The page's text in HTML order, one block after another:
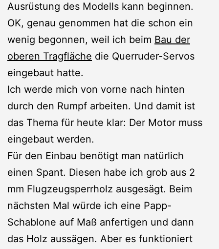
Ausrüstung des Modells kann beginnen.
OK, genau genommen hat die schon ein
wenig begonnen, weil ich beim Bau der
oberen Tragfläche die Querruder-Servos
eingebaut hatte.
Ich werde mich von vorne nach hinten
durch den Rumpf arbeiten. Und damit ist
das Thema für heute klar: Der Motor muss
eingebaut werden.
Für den Einbau benötigt man natürlich
einen Spant. Diesen habe ich grob aus 2
mm Flugzeugsperrholz ausgesägt. Beim
nächsten Mal würde ich eine Papp-
Schablone auf Maß anfertigen und dann
das Holz aussägen. Aber es funktioniert